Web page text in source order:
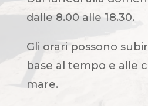
dalle 8.00 alle 18.30.
Gli orari possono
base al tempo e alle
mare.